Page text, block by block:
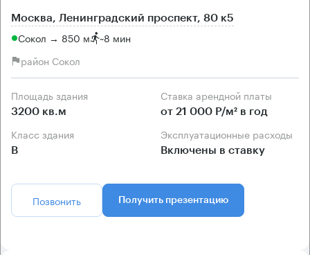
Москва, Ленинградский проспект, 80 к5
Сокол → 850 м ~8 мин
район Сокол
Площадь здания
3200 кв.м
Ставка арендной платы
от 21 000 Р/м² в год
Класс здания
B
Эксплуатационные расходы
Включены в ставку
Позвонить Получить презентацию